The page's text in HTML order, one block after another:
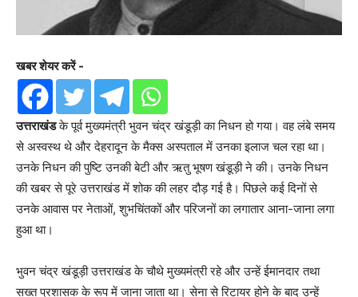
खबर शेयर करें -
उत्तराखंडके पूर्व मुख्यमंत्री भुवन चंद्र खंडूड़ी का निधन हो गया। वह लंबे समय
से अस्वस्थ थे और देहरादून के मैक्स अस्पताल में उनका इलाज चल रहा था।
उनके निधन की पुष्टि उनकी बेटी और ऋतु भूषण खंडूड़ी ने की। उनके निधन
की खबर से पूरे उत्तराखंड में शोक की लहर दौड़ गई है। पिछले कई दिनों से
उनके आवास पर नेताओं, शुभचिंतकों और परिजनों का लगातार आना-जाना लगा
हुआ था।
भुवन चंद्र खंडूड़ी उत्तराखंड के चौथे मुख्यमंत्री रहे और उन्हें ईमानदार तथा
सख्त प्रशासक के रूप में जाना जाता था। सेना से रिटायर होने के बाद उन्हें